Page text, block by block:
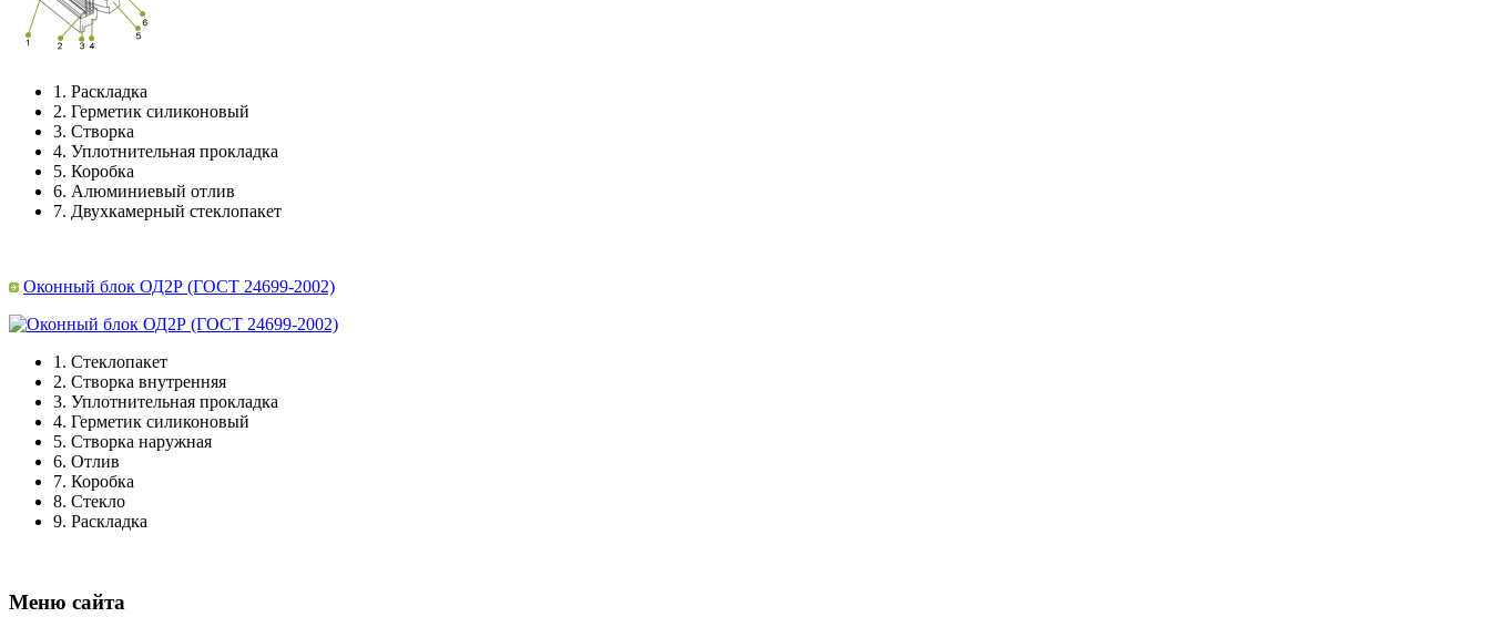
1. Раскладка
2. Герметик силиконовый
3. Створка
4. Уплотнительная прокладка
5. Коробка
6. Алюминиевый отлив
7. Двухкамерный стеклопакет
Оконный блок ОД2Р (ГОСТ 24699-2002)
1. Стеклопакет
2. Створка внутренняя
3. Уплотнительная прокладка
4. Герметик силиконовый
5. Створка наружная
6. Отлив
7. Коробка
8. Стекло
9. Раскладка
Меню сайта